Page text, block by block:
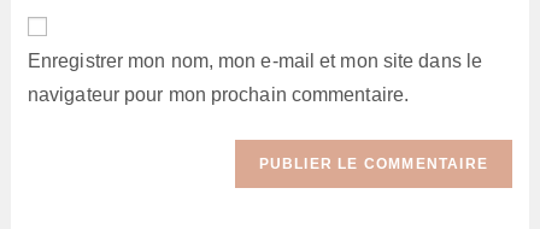
votre
site
(facultatif)
Enregistrer mon nom, mon e-mail et mon site dans le
navigateur pour mon prochain commentaire.